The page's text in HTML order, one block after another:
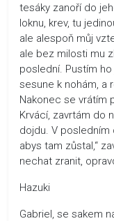
tesáky zanoří do
loknu, krev, tu
ale alespoň můj
ale bez milosti mu
poslední. Pustím
sesune k nohám, a
Nakonec se vrátím
Krvácí, zavrtám do
dojdu. V posledním
abys tam zůstal,“
nechat zranit,
Hazuki
Gabriel, se sakem